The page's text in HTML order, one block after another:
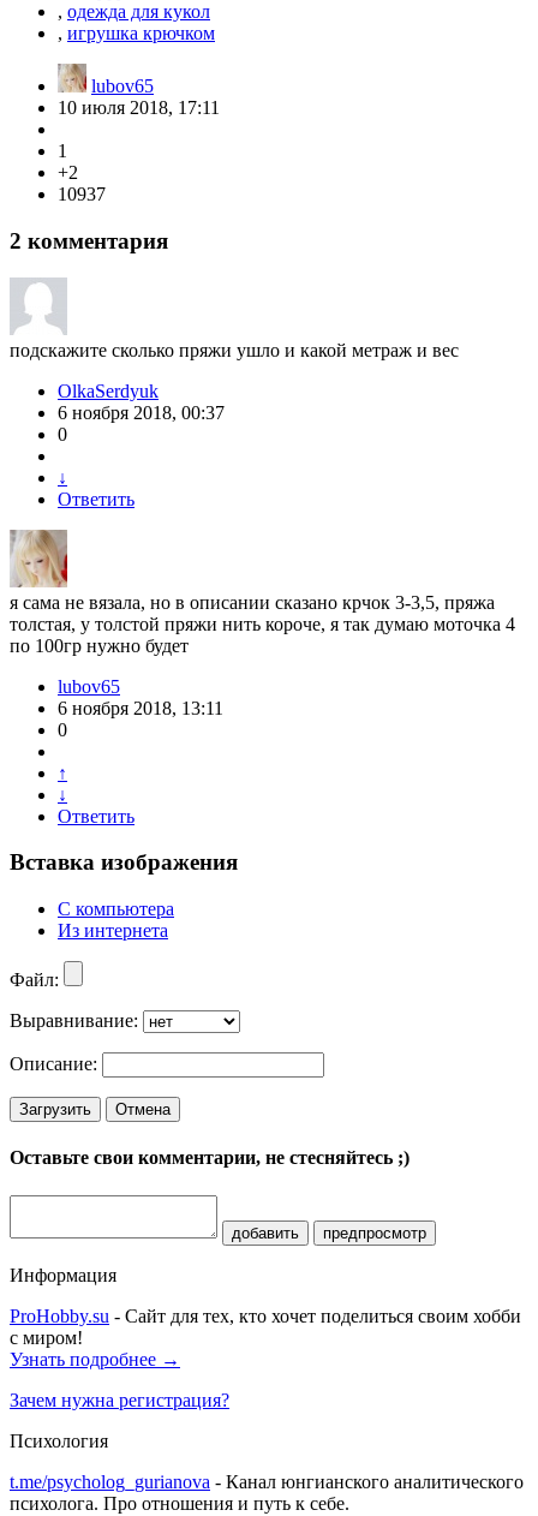
, одежда для кукол
, игрушка крючком
lubov65
10 июля 2018, 17:11
1
+2
10937
2 комментария
подскажите сколько пряжи ушло и какой метраж и вес
OlkaSerdyuk
6 ноября 2018, 00:37
0
↓
Ответить
я сама не вязала, но в описании сказано крчок 3-3,5, пряжа
толстая, у толстой пряжи нить короче, я так думаю моточка 4
по 100гр нужно будет
lubov65
6 ноября 2018, 13:11
0
↑
↓
Ответить
Вставка изображения
С компьютера
Из интернета
Файл:
Выравнивание:
Описание:
Загрузить Отмена
Оставьте свои комментарии, не стесняйтесь ;)
добавить предпросмотр
Информация
ProHobby.su - Сайт для тех, кто хочет поделиться своим хобби
с миром!
Узнать подробнее →
Зачем нужна регистрация?
Психология
t.me/psycholog_gurianova - Канал юнгианского аналитического
психолога. Про отношения и путь к себе.